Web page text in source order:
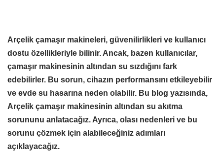
Arçelik çamaşır makineleri, güvenilirlikleri ve kullanıcı
dostu özellikleriyle bilinir. Ancak, bazen kullanıcılar,
çamaşır makinesinin altından su sızdığını fark
edebilirler. Bu sorun, cihazın performansını etkileyebilir
ve evde su hasarına neden olabilir. Bu blog yazısında,
Arçelik çamaşır makinesinin altından su akıtma
sorununu anlatacağız. Ayrıca, olası nedenleri ve bu
sorunu çözmek için alabileceğiniz adımları
açıklayacağız.